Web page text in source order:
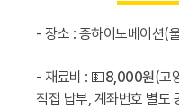
- 장소 : 종하이노베이션(
- 재료비 : 💵8,000원(고
직접 납부, 계좌번호 별도